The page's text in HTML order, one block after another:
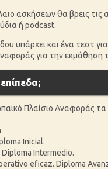
ασκήσεων θα βρεις τις
ή podcast.
υπάρχει και ένα τεστ
για την εκμάθηση
Πλαίσιο Αναφοράς τα
Inicial.
Intermedio.
eficaz. Diploma